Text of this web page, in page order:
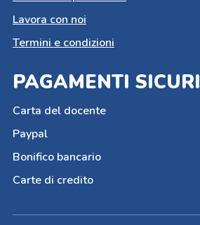
Lavora con noi
Termini e condizioni
PAGAMENTI SICURI
Carta del docente
Paypal
Bonifico bancario
Carte di credito